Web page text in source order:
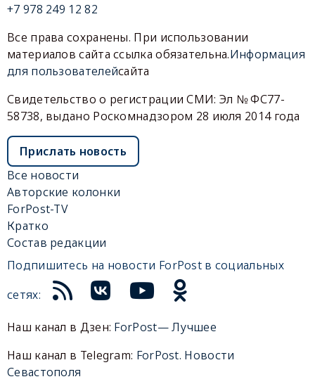
+7 978 249 12 82
Все права сохранены. При использовании
материалов сайта ссылка обязательна.Информация
для пользователейсайта
Свидетельство о регистрации СМИ: Эл № ФС77-
58738, выдано Роскомнадзором 28 июля 2014 года
Прислать новость
Все новости
Авторские колонки
ForPost-TV
Кратко
Состав редакции
Подпишитесь на новости ForPost в социальных
сетях:
Наш канал в Дзен: ForPost— Лучшее
Наш канал в Telegram: ForPost. Новости
Севастополя